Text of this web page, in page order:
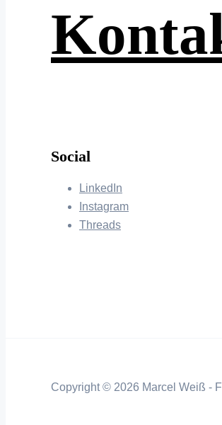
Social
LinkedIn
Instagram
Threads
Copyright © 2026 Marcel Weiß -